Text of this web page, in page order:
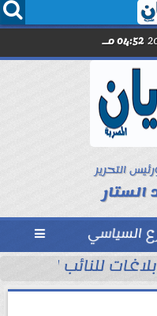
04:52 مـ
التحرير
السياسي 
النقابة